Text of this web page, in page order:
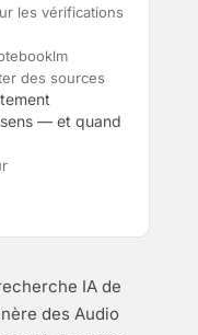
les vérifications
des sources
— et quand
IA de
des Audio